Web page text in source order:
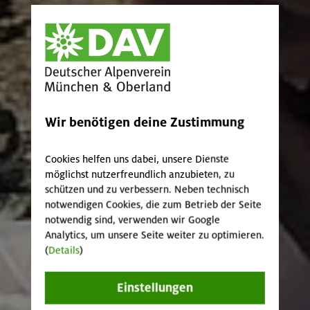
Wir benötigen deine Zustimmung
Cookies helfen uns dabei, unsere Dienste
möglichst nutzerfreundlich anzubieten, zu
schützen und zu verbessern. Neben technisch
notwendigen Cookies, die zum Betrieb der Seite
notwendig sind, verwenden wir Google
Analytics, um unsere Seite weiter zu optimieren.
(Details)
Einstellungen